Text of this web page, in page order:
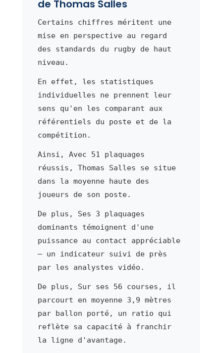
de Thomas Salles
Certains chiffres méritent une
mise en perspective au regard
des standards du rugby de haut
niveau.
En effet, les statistiques
individuelles ne prennent leur
sens qu'en les comparant aux
référentiels du poste et de la
compétition.
Ainsi, Avec 51 plaquages
réussis, Thomas Salles se situe
dans la moyenne haute des
joueurs de son poste.
De plus, Ses 3 plaquages
dominants témoignent d'une
puissance au contact appréciable
— un indicateur suivi de près
par les analystes vidéo.
De plus, Sur ses 56 courses, il
parcourt en moyenne 3,9 mètres
par ballon porté, un ratio qui
reflète sa capacité à franchir
la ligne d'avantage.